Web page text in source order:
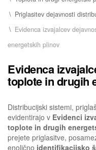
Priglasitev dejavnosti
Evidenca izvajalcev
energetskih plinov
Evidenca
toplote in drugih
Distribucijski sistemi,
evidentirajo v Evidenci
toplote in drugih
prejete priglasitve,
enolično identifikacijsko